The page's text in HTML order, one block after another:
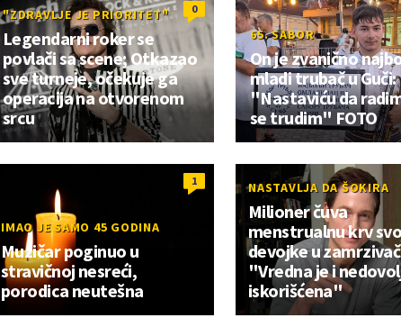
0
"ZDRAVLJE JE PRIORITET"
Legendarni roker se
povlači sa scene; Otkazao
sve turneje, očekuje ga
operacija na otvorenom
srcu
65. SABOR
On je zvanično
mladi trubač u Guči:
"Nastaviću da
se trudim" FOTO
1
IMAO JE SAMO 45 GODINA
Muzičar poginuo u
stravičnoj nesreći,
porodica neutešna
NASTAVLJA DA ŠOKIRA
Milioner čuva
menstrualnu krv
devojke u
"Vredna je i
iskorišćena"